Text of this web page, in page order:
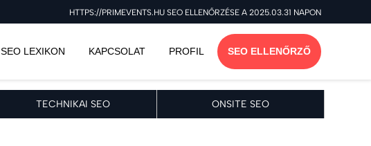
HTTPS://PRIMEVENTS.HU SEO ELLENŐRZÉSE A 2025.03.31 NAPON
SEO LEXIKON KAPCSOLAT PROFIL SEO ELLENŐRZŐ
TECHNIKAI SEO ONSITE SEO